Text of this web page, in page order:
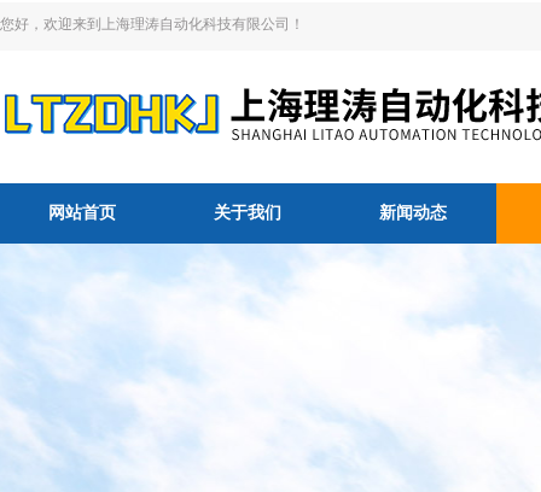
您好，欢迎来到上海理涛自动化科技有限公司！
网站首页 关于我们 新闻动态